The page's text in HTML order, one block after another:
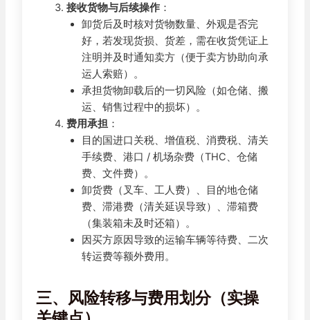
接收货物与后续操作 ：
卸货后及时核对货物数量、外观是否完
好，若发现货损、货差，需在收货凭证上
注明并及时通知卖方（便于卖方协助向承
运人索赔）。
承担货物卸载后的一切风险（如仓储、搬
运、销售过程中的损坏）。
费用承担 ：
目的国进口关税、增值税、消费税、清关
手续费、港口 / 机场杂费（THC、仓储
费、文件费）。
卸货费（叉车、工人费）、目的地仓储
费、滞港费（清关延误导致）、滞箱费
（集装箱未及时还箱）。
因买方原因导致的运输车辆等待费、二次
转运费等额外费用。
三、风险转移与费用划分（实操